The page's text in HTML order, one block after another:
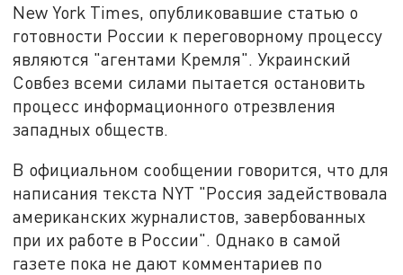
New York Times, опубликовавшие статью о
готовности России к переговорному процессу
являются "агентами Кремля". Украинский
Совбез всеми силами пытается остановить
процесс информационного отрезвления
западных обществ.
В официальном сообщении говорится, что для
написания текста NYT "Россия задействовала
американских журналистов, завербованных
при их работе в России". Однако в самой
газете пока не дают комментариев по